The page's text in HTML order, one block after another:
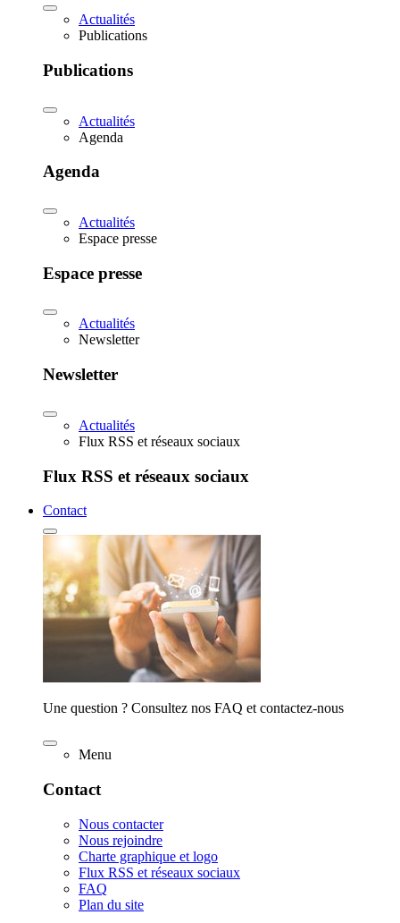
Actualités
Publications
Publications
Actualités
Agenda
Agenda
Actualités
Espace presse
Espace presse
Actualités
Newsletter
Newsletter
Actualités
Flux RSS et réseaux sociaux
Flux RSS et réseaux sociaux
Contact
Une question ? Consultez nos FAQ et contactez-nous
Menu
Contact
Nous contacter
Nous rejoindre
Charte graphique et logo
Flux RSS et réseaux sociaux
FAQ
Plan du site